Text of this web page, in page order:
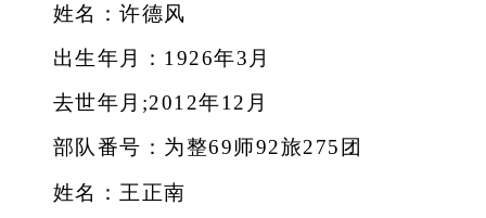
姓名：许德风
出生年月：1926年3月
去世年月;2012年12月
部队番号：为整69师92旅275团
姓名：王正南